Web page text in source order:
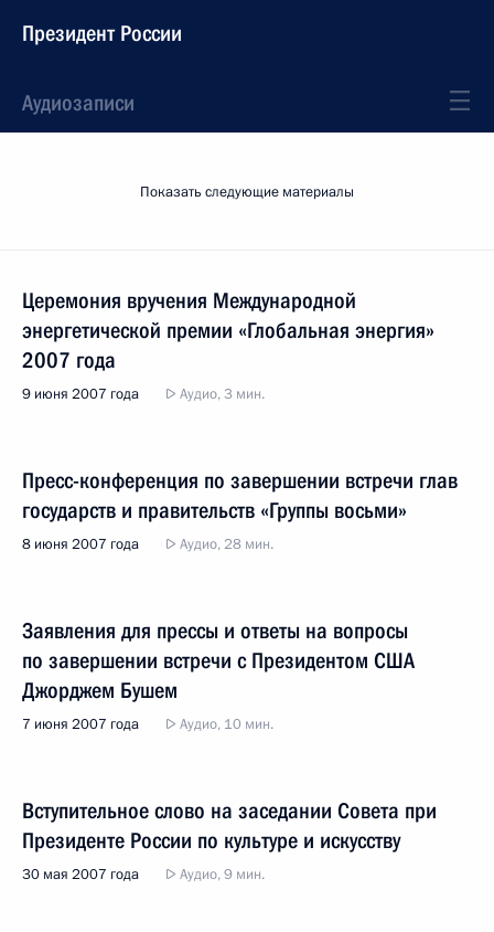
Президент России
Аудиозаписи
Показать следующие материалы
Церемония вручения Международной
энергетической премии «Глобальная энергия»
2007 года
9 июня 2007 года Аудио, 3 мин.
Пресс-конференция по завершении встречи глав
государств и правительств «Группы восьми»
8 июня 2007 года Аудио, 28 мин.
Заявления для прессы и ответы на вопросы
по завершении встречи с Президентом США
Джорджем Бушем
7 июня 2007 года Аудио, 10 мин.
Вступительное слово на заседании Совета при
Президенте России по культуре и искусству
30 мая 2007 года Аудио, 9 мин.